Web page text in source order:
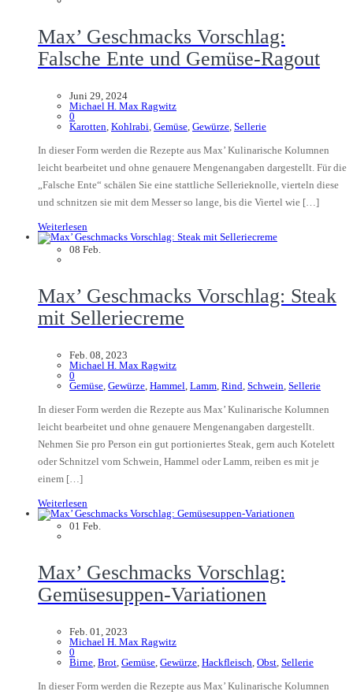
Max’ Geschmacks Vorschlag:
Falsche Ente und Gemüse-Ragout
Juni 29, 2024
Michael H. Max Ragwitz
0
Karotten Kohlrabi Gemüse Gewürze Sellerie
In dieser Form werden die Rezepte aus Max’ Kulinarische Kolumnen
leicht bearbeitet und ohne genauere Mengenangaben dargestellt. Für die
„Falsche Ente“ schälen Sie eine stattliche Sellerieknolle, vierteln diese
und schnitzen sie mit dem Messer so lange, bis die Viertel wie […]
Weiterlesen
08 Feb.
Max’ Geschmacks Vorschlag: Steak
mit Selleriecreme
Feb. 08, 2023
Michael H. Max Ragwitz
0
Gemüse Gewürze Hammel Lamm Rind Schwein Sellerie
In dieser Form werden die Rezepte aus Max’ Kulinarische Kolumnen
leicht bearbeitet und ohne genauere Mengenangaben dargestellt.
Nehmen Sie pro Person ein gut portioniertes Steak, gern auch Kotelett
oder Schnitzel vom Schwein, Hammel oder Lamm, reiben es mit je
einem […]
Weiterlesen
01 Feb.
Max’ Geschmacks Vorschlag:
Gemüsesuppen-Variationen
Feb. 01, 2023
Michael H. Max Ragwitz
0
Birne Brot Gemüse Gewürze Hackfleisch Obst Sellerie
In dieser Form werden die Rezepte aus Max’ Kulinarische Kolumnen